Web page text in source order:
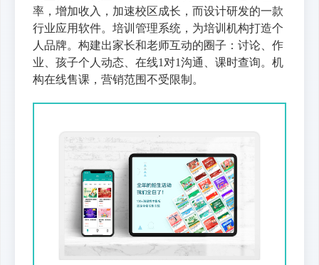
率，增加收入，加速校区成长，而设计研发的一款
行业应用软件。培训管理系统，为培训机构打造个
人品牌。构建出家长和老师互动的圈子：讨论、作
业、孩子个人动态、在线1对1沟通、课时查询。机
构在线售课，营销范围不受限制。